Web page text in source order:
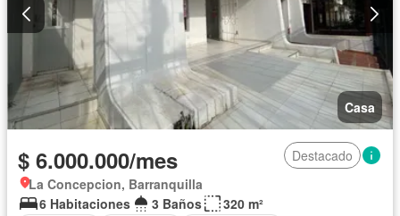
Casa
$ 6.000.000/mes
Destacado
La Concepcion, Barranquilla
6 Habitaciones
3 Baños
320 m²